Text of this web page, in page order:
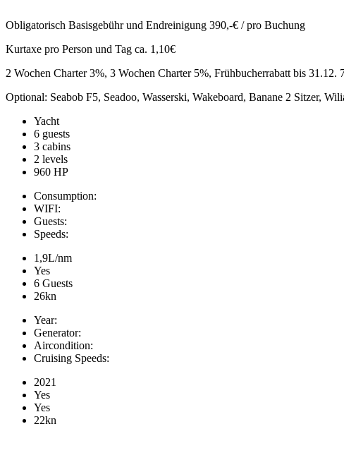
Obligatorisch Basisgebühr und Endreinigung 390,-€ / pro Buchung
Kurtaxe pro Person und Tag ca. 1,10€
2 Wochen Charter 3%, 3 Wochen Charter 5%, Frühbucherrabatt bis 31.12.
Optional: Seabob F5, Seadoo, Wasserski, Wakeboard, Banane 2 Sitzer,
Yacht
6 guests
3 cabins
2 levels
960 HP
Consumption:
WIFI:
Guests:
Speeds:
1,9L/nm
Yes
6 Guests
26kn
Year:
Generator:
Aircondition:
Cruising Speeds:
2021
Yes
Yes
22kn